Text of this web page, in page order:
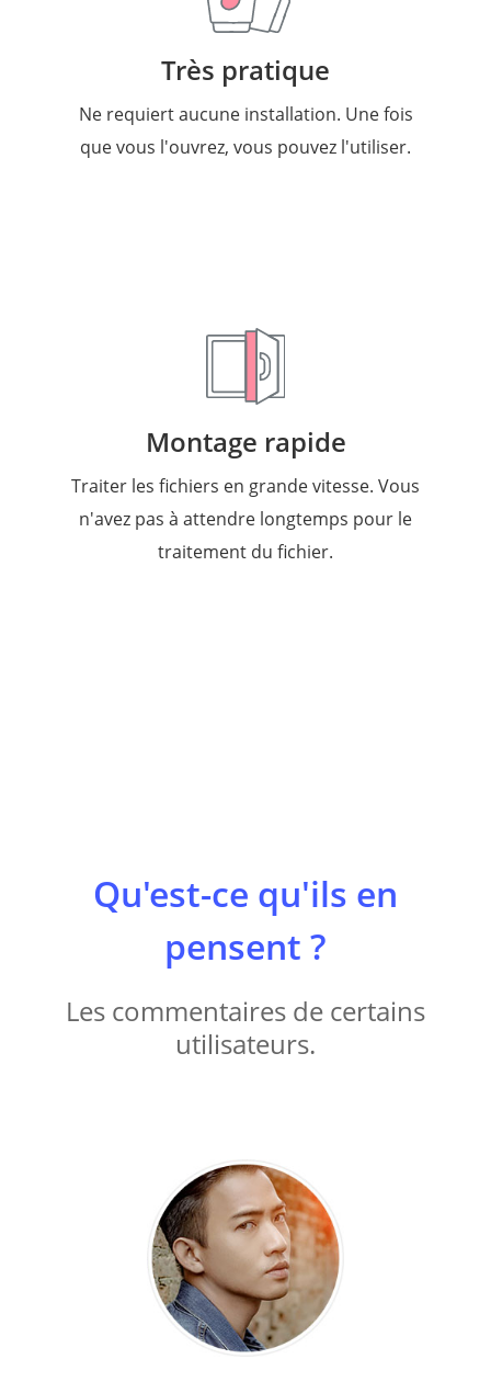
Très pratique
Ne requiert aucune installation. Une fois
que vous l'ouvrez, vous pouvez l'utiliser.
Montage rapide
Traiter les fichiers en grande vitesse. Vous
n'avez pas à attendre longtemps pour le
traitement du fichier.
Qu'est-ce qu'ils en
pensent ?
Les commentaires de certains
utilisateurs.